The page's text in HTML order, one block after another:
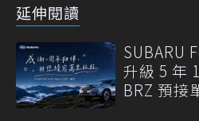
延伸閱讀
SUBARU
升級 5 年
BRZ 預接